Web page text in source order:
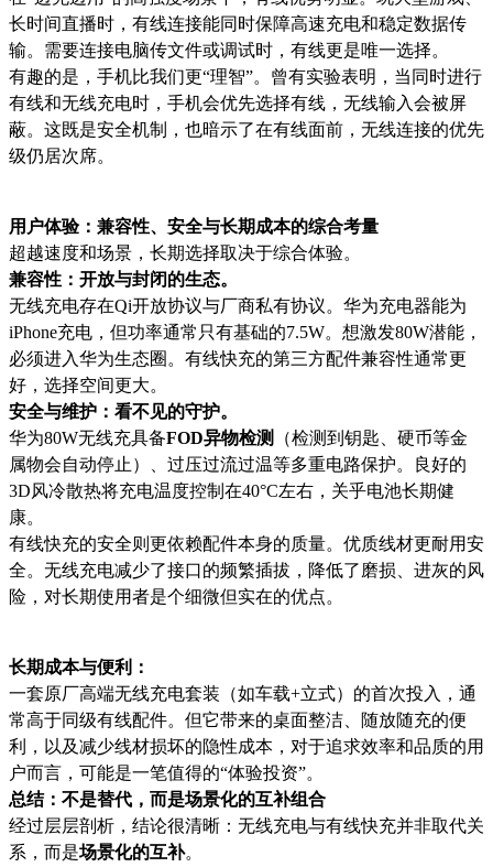
长时间直播时，有线连接能同时保障高速充电和稳定数据传
输。需要连接电脑传文件或调试时，有线更是唯一选择。
有趣的是，手机比我们更“理智”。曾有实验表明，当同时进行
有线和无线充电时，手机会优先选择有线，无线输入会被屏
蔽。这既是安全机制，也暗示了在有线面前，无线连接的优先
级仍居次席。
用户体验：兼容性、安全与长期成本的综合考量
超越速度和场景，长期选择取决于综合体验。
兼容性：开放与封闭的生态。
无线充电存在Qi开放协议与厂商私有协议。华为充电器能为
iPhone充电，但功率通常只有基础的7.5W。想激发80W潜能，
必须进入华为生态圈。有线快充的第三方配件兼容性通常更
好，选择空间更大。
安全与维护：看不见的守护。
华为80W无线充具备FOD异物检测
（检测到钥匙、硬币等金
属物会自动停止）、过压过流过温等多重电路保护。良好的
3D风冷散热将充电温度控制在40°C左右，关乎电池长期健
康。
有线快充的安全则更依赖配件本身的质量。优质线材更耐用安
全。无线充电减少了接口的频繁插拔，降低了磨损、进灰的风
险，对长期使用者是个细微但实在的优点。
长期成本与便利：
一套原厂高端无线充电套装（如车载+立式）的首次投入，通
常高于同级有线配件。但它带来的桌面整洁、随放随充的便
利，以及减少线材损坏的隐性成本，对于追求效率和品质的用
户而言，可能是一笔值得的“体验投资”。
总结：不是替代，而是场景化的互补组合
经过层层剖析，结论很清晰：无线充电与有线快充并非取代关
系，而是场景化的互补。